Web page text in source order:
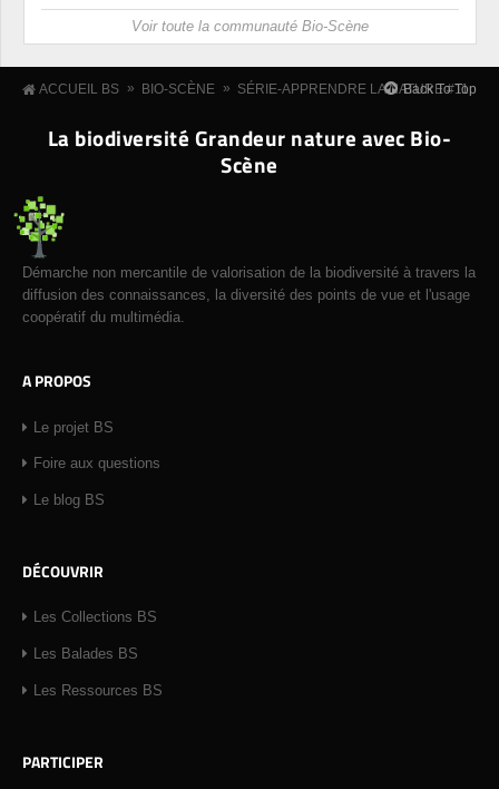
Voir toute la communauté Bio-Scène
ACCUEIL BS » BIO-SCÈNE » SÉRIE-APPRENDRE LA NATURE #11
Back To Top
La biodiversité Grandeur nature avec Bio-
Scène
Démarche non mercantile de valorisation de la biodiversité à travers la
diffusion des connaissances, la diversité des points de vue et l'usage
coopératif du multimédia.
A PROPOS
Le projet BS
Foire aux questions
Le blog BS
DÉCOUVRIR
Les Collections BS
Les Balades BS
Les Ressources BS
PARTICIPER